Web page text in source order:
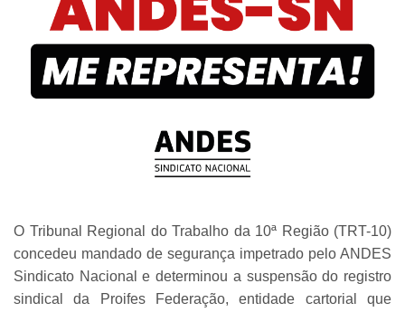
O Tribunal Regional do Trabalho da 10ª Região (TRT-10)
concedeu mandado de segurança impetrado pelo ANDES
Sindicato Nacional e determinou a suspensão do registro
sindical da Proifes Federação, entidade cartorial que